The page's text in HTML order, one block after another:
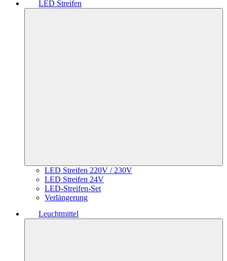
LED Streifen
LED Streifen 220V / 230V
LED Streifen 24V
LED-Streifen-Set
Verlängerung
Leuchtmittel